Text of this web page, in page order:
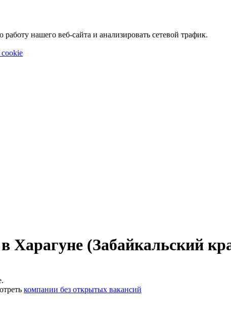
нашего веб-сайта и анализировать сетевой трафик.
Харагуне (Забайкальский
компании без открытых вакансий